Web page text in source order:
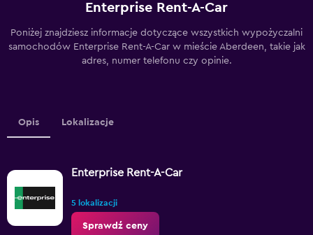
Enterprise Rent-A-Car
Poniżej znajdziesz informacje dotyczące wszystkich wypożyczalni
samochodów Enterprise Rent-A-Car w mieście Aberdeen, takie jak
adres, numer telefonu czy opinie.
Opis Lokalizacje
Enterprise Rent-A-Car
5 lokalizacji
Sprawdź ceny